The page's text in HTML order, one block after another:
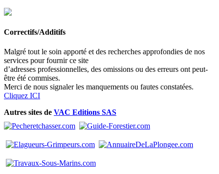
Correctifs/Additifs
Malgré tout le soin apporté et des recherches approfondies de nos
services pour fournir ce site
d’adresses professionnelles, des omissions ou des erreurs ont peut-
être été commises.
Merci de nous signaler les manquements ou fautes constatées.
Cliquez ICI
Autres sites de VAC Editions SAS